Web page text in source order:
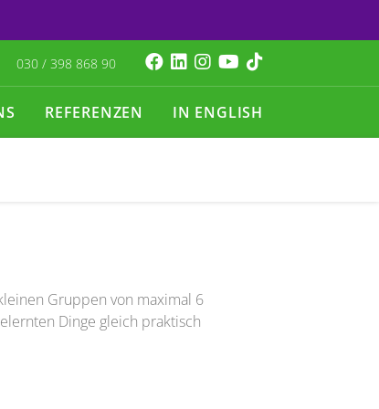
030 / 398 868 90
REFERENZEN IN ENGLISH
Gruppen von maximal 6
Dinge gleich praktisch